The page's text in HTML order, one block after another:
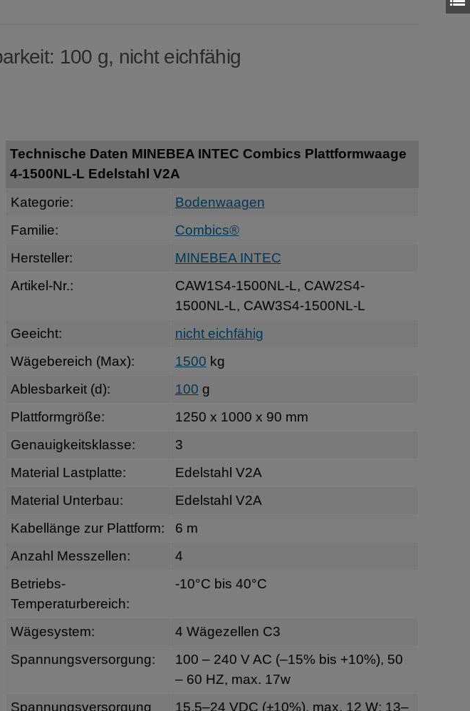
100 g, nicht eichfähig
Technische Daten MINEBEA INTEC Combics Plattformwaage
4-1500NL-L Edelstahl V2A
Kategorie:
Bodenwaagen
Familie:
Combics®
Hersteller:
MINEBEA INTEC
Artikel-Nr.:
CAW1S4-1500NL-L, CAW2S4-
1500NL-L, CAW3S4-1500NL-L
Geeicht:
nicht eichfähig
Wägebereich (Max):
1500 kg
Ablesbarkeit (d):
100 g
Plattformgröße:
1250 x 1000 x 90 mm
Genauigkeitsklasse:
3
Material Lastplatte:
Edelstahl V2A
Material Unterbau:
Edelstahl V2A
Kabellänge zur Plattform:
6 m
Anzahl Messzellen:
4
Betriebs-
Temperaturbereich:
-10°C bis 40°C
Wägesystem:
4 Wägezellen C3
Spannungsversorgung:
100 – 240 V AC (–15% bis +10%), 50
– 60 HZ, max. 17w
Spannungsversorgung
15,5–24 VDC (±10%), max. 12 W; 13–